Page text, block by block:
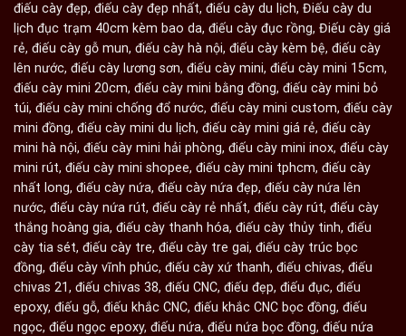
điếu cày đẹp, điếu cày đẹp nhất, điếu cày du lịch, Điếu cày du
lịch đục trạm 40cm kèm bao da, điếu cày đục rồng, Điếu cày giá
rẻ, điếu cày gỗ mun, điếu cày hà nội, điếu cày kèm bệ, điếu cày
lên nước, điếu cày lương sơn, điếu cày mini, điếu cày mini 15cm,
điếu cày mini 20cm, điếu cày mini bằng đồng, điếu cày mini bỏ
túi, điếu cày mini chống đổ nước, điếu cày mini custom, điếu cày
mini đồng, điếu cày mini du lịch, điếu cày mini giá rẻ, điếu cày
mini hà nội, điếu cày mini hải phòng, điếu cày mini inox, điếu cày
mini rút, điếu cày mini shopee, điếu cày mini tphcm, điếu cày
nhất long, điếu cày nứa, điếu cày nứa đẹp, điếu cày nứa lên
nước, điếu cày nứa rút, điếu cày rẻ nhất, điếu cày rút, điếu cày
thắng hoàng gia, điếu cày thanh hóa, điếu cày thủy tinh, điếu
cày tia sét, điếu cày tre, điếu cày tre gai, điếu cày trúc bọc
đồng, điếu cày vĩnh phúc, điếu cày xứ thanh, điếu chivas, điếu
chivas 21, điếu chivas 38, điếu CNC, điếu đẹp, điếu đục, điếu
epoxy, điếu gỗ, điếu khắc CNC, điếu khắc CNC bọc đồng, điếu
ngọc, điếu ngọc epoxy, điếu nứa, điếu nứa bọc đồng, điếu nứa